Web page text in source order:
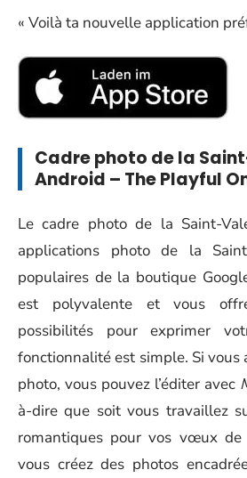
« Voilà ta nouvelle application
Cadre photo de la
Android – The Playful
Le cadre photo de la Saint-
applications photo de la
populaires de la boutique
est polyvalente et vous
possibilités pour exprimer
fonctionnalité est simple. Si vous
photo, vous pouvez l’éditer avec
à-dire que soit vous travaillez
romantiques pour vos vœux de
vous créez des photos